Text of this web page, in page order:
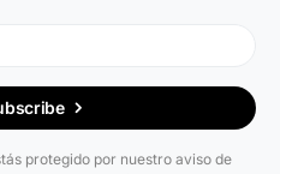
protegido por nuestro aviso de